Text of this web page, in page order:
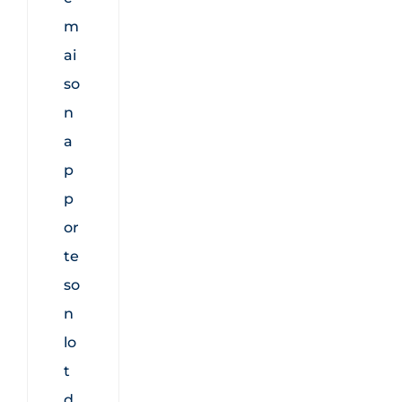
m
ai
so
n
a
p
p
or
te
so
n
lo
t